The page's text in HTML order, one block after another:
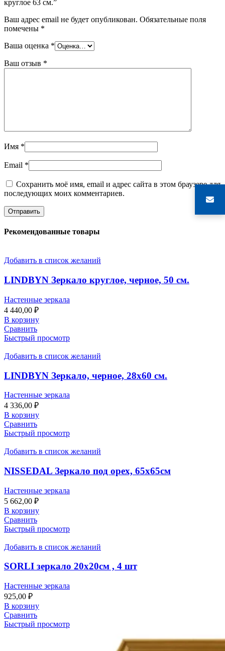
круглое 63 см.”
Ваш адрес email не будет опубликован. Обязательные поля
помечены *
Ваша оценка *
Ваш отзыв *
Имя *
Email *
Сохранить моё имя, email и адрес сайта в этом браузере для
последующих моих комментариев.
Рекомендованные товары
Добавить в список желаний
LINDBYN Зеркало круглое, черное, 50 см.
Настенные зеркала
4 440,00 ₽
В корзину
Сравнить
Быстрый просмотр
Добавить в список желаний
LINDBYN Зеркало, черное, 28х60 см.
Настенные зеркала
4 336,00 ₽
В корзину
Сравнить
Быстрый просмотр
Добавить в список желаний
NISSEDAL Зеркало под орех, 65х65см
Настенные зеркала
5 662,00 ₽
В корзину
Сравнить
Быстрый просмотр
Добавить в список желаний
SORLI зеркало 20х20см , 4 шт
Настенные зеркала
925,00 ₽
В корзину
Сравнить
Быстрый просмотр